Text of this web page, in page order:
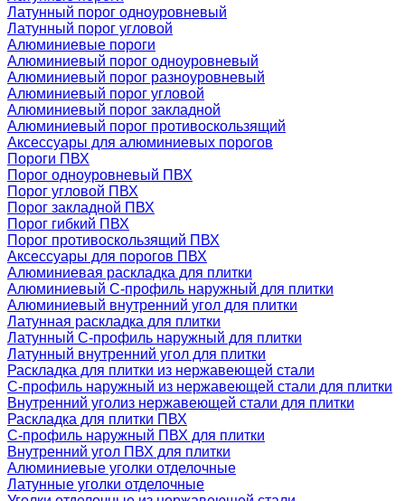
Латунный порог одноуровневый
Латунный порог угловой
Алюминиевые пороги
Алюминиевый порог одноуровневый
Алюминиевый порог разноуровневый
Алюминиевый порог угловой
Алюминиевый порог закладной
Алюминиевый порог противоскользящий
Аксессуары для алюминиевых порогов
Пороги ПВХ
Порог одноуровневый ПВХ
Порог угловой ПВХ
Порог закладной ПВХ
Порог гибкий ПВХ
Порог противоскользящий ПВХ
Аксессуары для порогов ПВХ
Алюминиевая раскладка для плитки
Алюминиевый С-профиль наружный для плитки
Алюминиевый внутренний угол для плитки
Латунная раскладка для плитки
Латунный С-профиль наружный для плитки
Латунный внутренний угол для плитки
Раскладка для плитки из нержавеющей стали
С-профиль наружный из нержавеющей стали для плитки
Внутренний уголиз нержавеющей стали для плитки
Раскладка для плитки ПВХ
С-профиль наружный ПВХ для плитки
Внутренний угол ПВХ для плитки
Алюминиевые уголки отделочные
Латунные уголки отделочные